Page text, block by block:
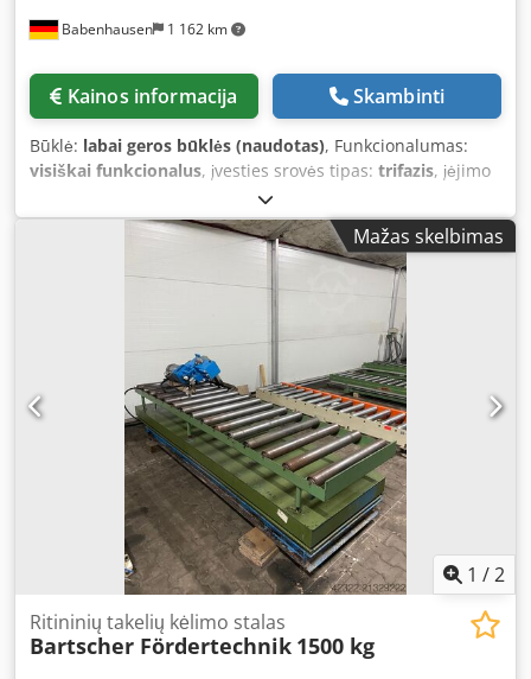
Babenhausen 1 162 km
Kainos informacija Skambinti
Būklė: labai geros būklės (naudotas), Funkcionalumas:
visiškai funkcionalus, įvesties srovės tipas: trifazis, įėjimo
, elektrinė saugiklis:
Hz, bendras ilgis:900 mm, bendras plotis:800 mm,
Bartscher 75/10 pakreipiama keptuvė Nerūdijančio plieno
konstrukcija Temperatūros diapazonas: apie 100–285 °C,
reguliuojamas Pakreipimo mechanizmas: rankinis
Išmatavimai apie: 800 x 800 x 900 mm (plotis x gylis x
aukštis) Jungtis: 32A-CEE kištukas Dwedpozbz E Ajfx Agpea
Naudotas įrenginys (Naujo kaina: 6.282 €)
Mažas skelbimas
1 /2
Ritininių takelių kėlimo stalas
Bartscher Fördertechnik 1500 kg